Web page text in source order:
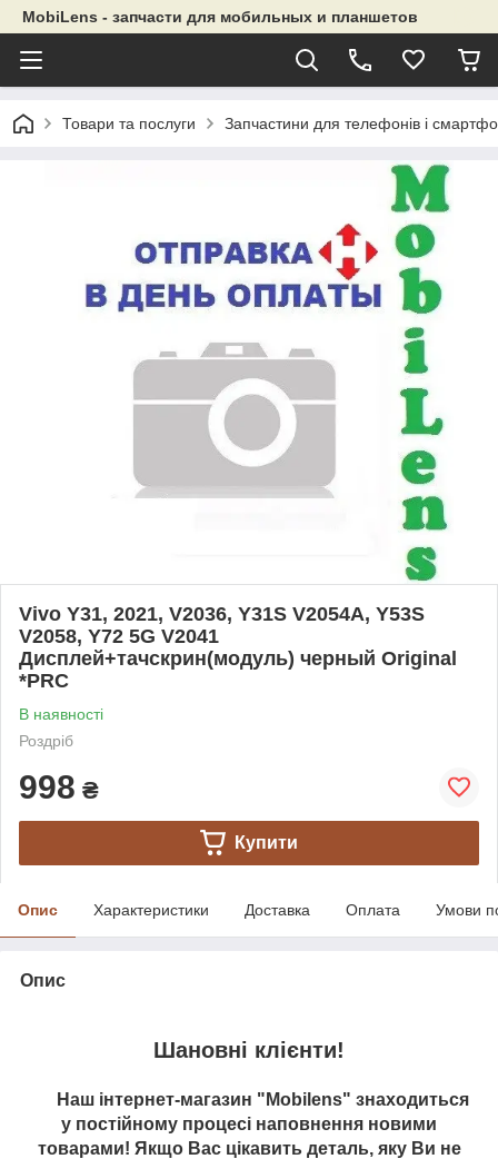
MobiLens - запчасти для мобильных и планшетов
Товари та послуги Запчастини для телефонів і
Vivo Y31, 2021, V2036, Y31S V2054A, Y53S
V2058, Y72 5G V2041
Дисплей+тачскрин(модуль) черный Original
*PRC
В наявності
Роздріб
998 ₴
Купити
Опис Характеристики Доставка Оплата Умови
Опис
Шановні клієнти!
Наш інтернет-магазин "Mobilens" знаходиться
у постійному процесі наповнення новими
товарами! Якщо Вас цікавить деталь, яку Ви не